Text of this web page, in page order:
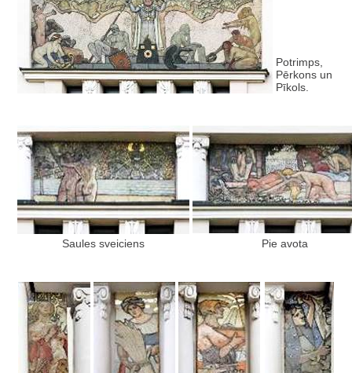
Potrimps,
Pērkons un
Pīkols.
Saules sveiciens Pie avota